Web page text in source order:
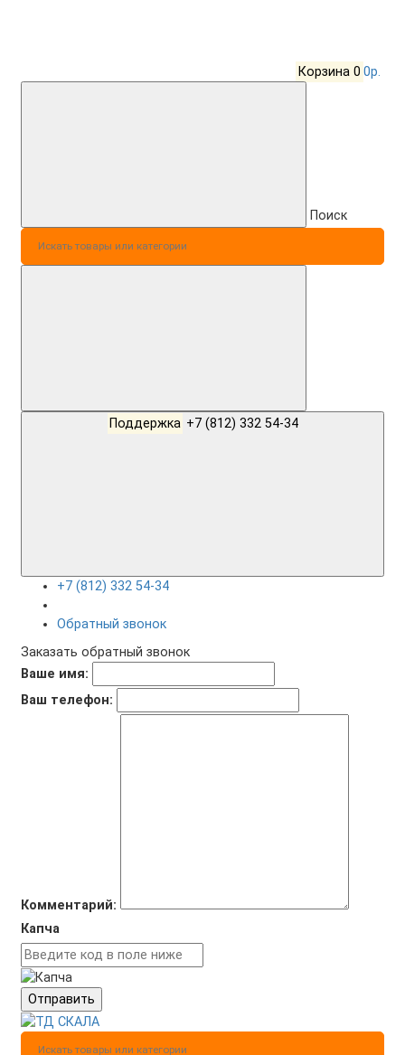
Корзина 0 0р.
Поиск
Поддержка +7 (812) 332 54-34
+7 (812) 332 54-34
Обратный звонок
Заказать обратный звонок
Ваше имя:
Ваш телефон:
Комментарий:
Капча
Отправить